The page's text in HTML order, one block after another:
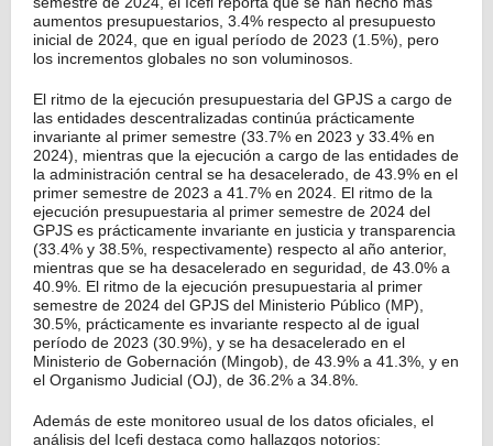
aumentos presupuestarios, 3.4% respecto al presupuesto
inicial de 2024, que en igual período de 2023 (1.5%), pero
los incrementos globales no son voluminosos.
El ritmo de la ejecución presupuestaria del GPJS a cargo de
las entidades descentralizadas continúa prácticamente
invariante al primer semestre (33.7% en 2023 y 33.4% en
2024), mientras que la ejecución a cargo de las entidades de
la administración central se ha desacelerado, de 43.9% en el
primer semestre de 2023 a 41.7% en 2024. El ritmo de la
ejecución presupuestaria al primer semestre de 2024 del
GPJS es prácticamente invariante en justicia y transparencia
(33.4% y 38.5%, respectivamente) respecto al año anterior,
mientras que se ha desacelerado en seguridad, de 43.0% a
40.9%. El ritmo de la ejecución presupuestaria al primer
semestre de 2024 del GPJS del Ministerio Público (MP),
30.5%, prácticamente es invariante respecto al de igual
período de 2023 (30.9%), y se ha desacelerado en el
Ministerio de Gobernación (Mingob), de 43.9% a 41.3%, y en
el Organismo Judicial (OJ), de 36.2% a 34.8%.
Además de este monitoreo usual de los datos oficiales, el
análisis del Icefi destaca como hallazgos notorios: